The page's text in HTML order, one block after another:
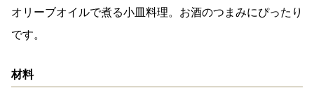
オリーブオイルで煮る小皿料理。お酒のつまみにぴったり
です。
材料